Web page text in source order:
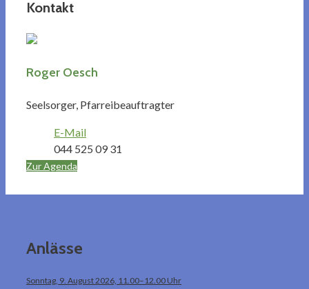
Kontakt
Roger Oesch
Seelsorger, Pfarreibeauftragter
E-Mail
044 525 09 31
Zur Agenda
Anlässe
Sonntag, 9. August 2026, 11.00–12.00 Uhr